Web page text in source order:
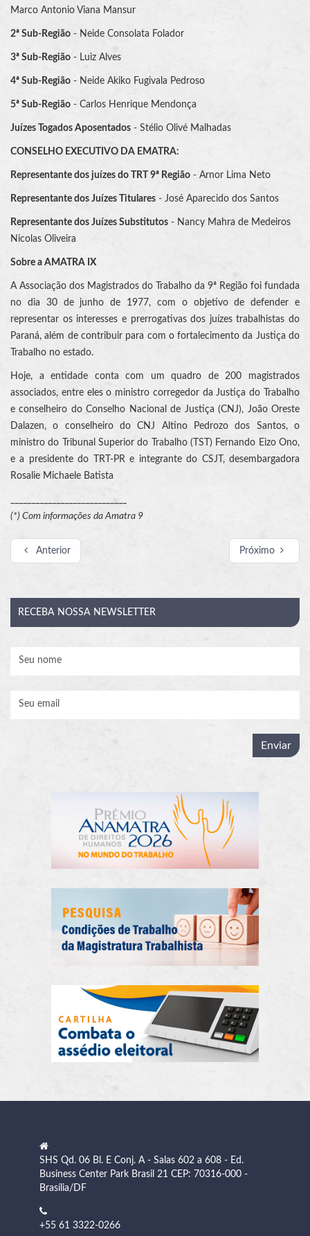
Marco Antonio Viana Mansur
2ª Sub-Região - Neide Consolata Folador
3ª Sub-Região - Luiz Alves
4ª Sub-Região - Neide Akiko Fugivala Pedroso
5ª Sub-Região - Carlos Henrique Mendonça
Juízes Togados Aposentados - Stélio Olivé Malhadas
CONSELHO EXECUTIVO DA EMATRA:
Representante dos juízes do TRT 9ª Região - Arnor Lima Neto
Representante dos Juízes Titulares - José Aparecido dos Santos
Representante dos Juízes Substitutos - Nancy Mahra de Medeiros
Nicolas Oliveira
Sobre a AMATRA IX
A Associação dos Magistrados do Trabalho da 9ª Região foi fundada
no dia 30 de junho de 1977, com o objetivo de defender e
representar os interesses e prerrogativas dos juízes trabalhistas do
Paraná, além de contribuir para com o fortalecimento da Justiça do
Trabalho no estado.
Hoje, a entidade conta com um quadro de 200 magistrados
associados, entre eles o ministro corregedor da Justiça do Trabalho
e conselheiro do Conselho Nacional de Justiça (CNJ), João Oreste
Dalazen, o conselheiro do CNJ Altino Pedrozo dos Santos, o
ministro do Tribunal Superior do Trabalho (TST) Fernando Eizo Ono,
e a presidente do TRT-PR e integrante do CSJT, desembargadora
Rosalie Michaele Batista
(*) Com informações da Amatra 9
Anterior Próximo
RECEBA NOSSA NEWSLETTER
SHS Qd. 06 Bl. E Conj. A - Salas 602 a 608 - Ed.
Business Center Park Brasil 21 CEP: 70316-000 -
Brasília/DF
+55 61 3322-0266